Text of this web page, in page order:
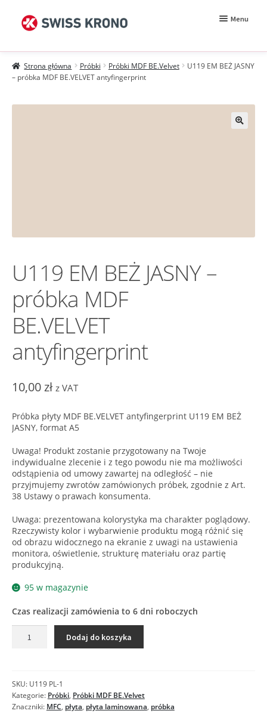
Przejdź
Przejdź
Menu
Próbki
Rozwiń
menu
Wzorniki
Moje konto
Strona główna Próbki Próbki MDF BE.Velvet
U119 EM BEŻ JASNY
– próbka MDF BE.VELVET antyfingerprint
U119 EM BEŻ JASNY –
próbka MDF
BE.VELVET
antyfingerprint
10,00zł z VAT
Próbka płyty MDF BE.VELVET antyfingerprint U119 EM BEŻ
JASNY, format A5
Uwaga! Produkt zostanie przygotowany na Twoje
indywidualne zlecenie i z tego powodu nie ma możliwości
odstąpienia od umowy zawartej na odległość – nie
przyjmujemy zwrotów zamówionych próbek, zgodnie z Art.
38 Ustawy o prawach konsumenta.
Uwaga: prezentowana kolorystyka ma charakter poglądowy.
Rzeczywisty kolor i wybarwienie produktu mogą różnić się
od obrazu widocznego na ekranie z uwagi na ustawienia
monitora, oświetlenie, strukturę materiału oraz partię
produkcyjną.
95 w magazynie
Czas realizacji zamówienia to 6 dni roboczych
U119
-
próbka
MDF
Dodaj do koszyka
SKU: U119 PL-1
Kategorie: Próbki, Próbki MDF BE.Velvet
Znaczniki: MFC, płyta, płyta laminowana, próbka